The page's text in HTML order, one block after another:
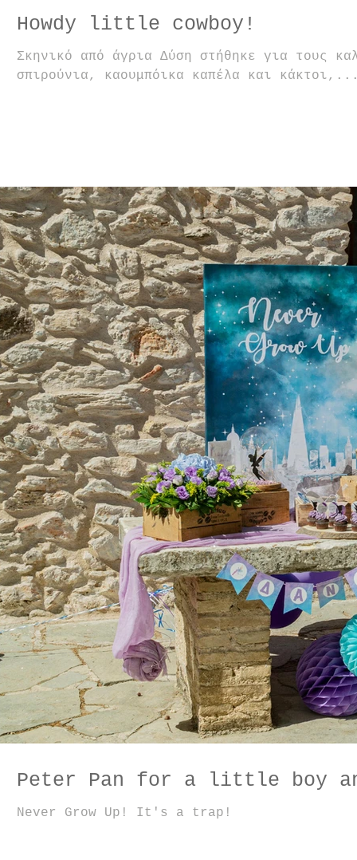
Howdy little cowboy!
Σκηνικό από άγρια Δύση στήθηκε για τους
σπιρούνια, καουμπόικα καπέλα και
Peter Pan for a little boy
Never Grow Up! It's a trap!